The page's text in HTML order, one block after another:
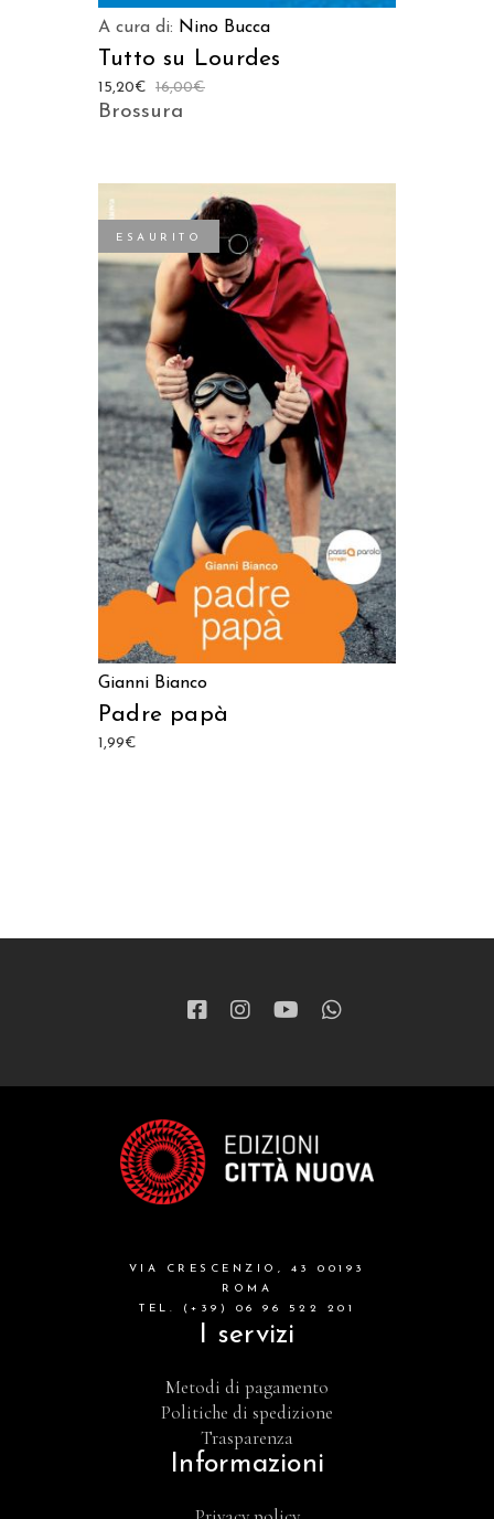
A cura di: Nino Bucca
Tutto su Lourdes
16,00€
15,20€
Brossura
ESAURITO
LEGGI TUTTO
Gianni Bianco
Padre papà
1,99€
VIA CRESCENZIO, 43 00193
ROMA
TEL. (+39) 06 96 522 201
I servizi
Metodi di pagamento
Politiche di spedizione
Trasparenza
Informazioni